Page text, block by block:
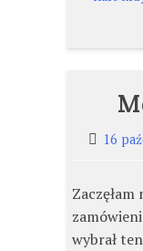
16
wybrał